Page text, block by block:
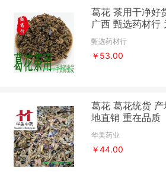
葛花 茶用干净好
广西 甄选药材行
甄选药材行
￥53.00
葛花 葛花统货
地直销 重在品质
华美药业
￥44.00